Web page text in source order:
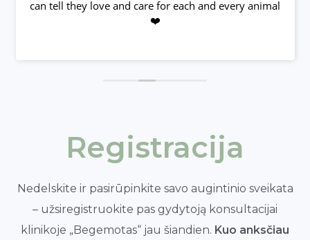
can tell they love and care for each and every animal
❤️
Registracija
Nedelskite ir pasirūpinkite savo augintinio sveikata
– užsiregistruokite pas gydytoją konsultacijai
klinikoje „Begemotas“ jau šiandien. Kuo anksčiau